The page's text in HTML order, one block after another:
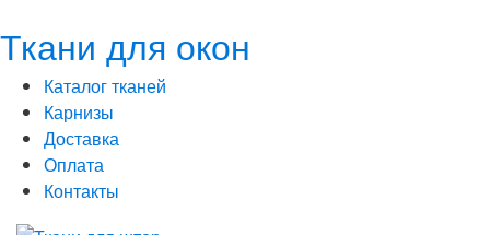
Ткани для окон
Каталог тканей
Карнизы
Доставка
Оплата
Контакты